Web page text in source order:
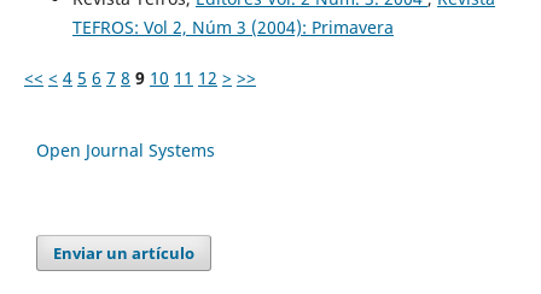
TEFROS: Vol 2, Núm 3 (2004): Primavera
<< < 4 5 6 7 8 9 10 11 12 > >>
Open Journal Systems
Enviar un artículo